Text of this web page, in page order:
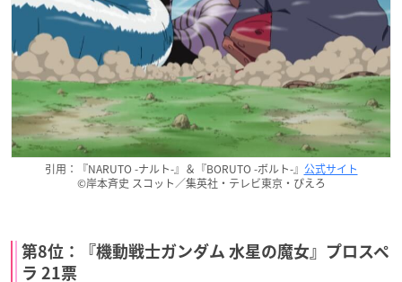
引用：『NARUTO -ナルト-』＆『BORUTO -ボルト-』 公式サイト
©岸本斉史 スコット／集英社・テレビ東京・ぴえろ
第8位：『機動戦士ガンダム 水星の魔女』プロスペ
ラ 21票